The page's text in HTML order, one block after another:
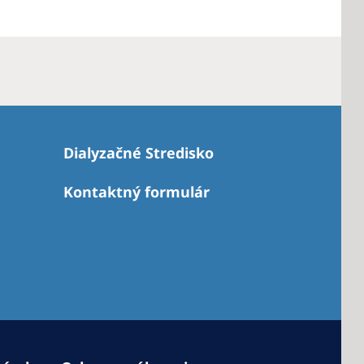
Dialyzačné Stredisko
Kontaktný formulár